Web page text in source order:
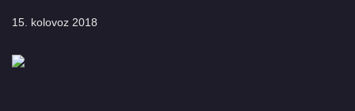
15. kolovoz 2018